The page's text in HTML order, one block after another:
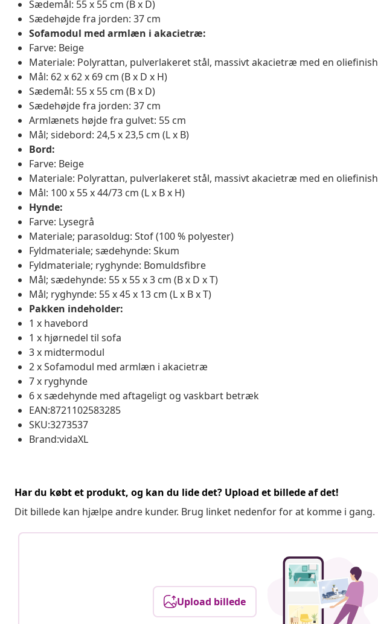
Sædemål: 55 x 55 cm (B x D)
Sædehøjde fra jorden: 37 cm
Sofamodul med armlæn i akacietræ:
Farve: Beige
Materiale: Polyrattan, pulverlakeret stål, massivt akacietræ med en oliefinish
Mål: 62 x 62 x 69 cm (B x D x H)
Sædemål: 55 x 55 cm (B x D)
Sædehøjde fra jorden: 37 cm
Armlænets højde fra gulvet: 55 cm
Mål; sidebord: 24,5 x 23,5 cm (L x B)
Bord:
Farve: Beige
Materiale: Polyrattan, pulverlakeret stål, massivt akacietræ med en oliefinish
Mål: 100 x 55 x 44/73 cm (L x B x H)
Hynde:
Farve: Lysegrå
Materiale; parasoldug: Stof (100 % polyester)
Fyldmateriale; sædehynde: Skum
Fyldmateriale; ryghynde: Bomuldsfibre
Mål; sædehynde: 55 x 55 x 3 cm (B x D x T)
Mål; ryghynde: 55 x 45 x 13 cm (L x B x T)
Pakken indeholder:
1 x havebord
1 x hjørnedel til sofa
3 x midtermodul
2 x Sofamodul med armlæn i akacietræ
7 x ryghynde
6 x sædehynde med aftageligt og vaskbart betræk
EAN:8721102583285
SKU:3273537
Brand:vidaXL
Har du købt et produkt, og kan du lide det? Upload et billede af det!
Dit billede kan hjælpe andre kunder. Brug linket nedenfor for at komme i gang.
Upload billede